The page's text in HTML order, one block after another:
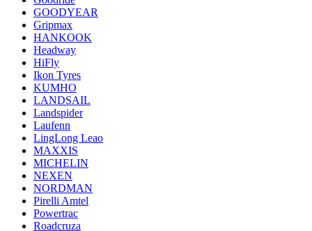
GOODYEAR
Gripmax
HANKOOK
Headway
HiFly
Ikon Tyres
KUMHO
LANDSAIL
Landspider
Laufenn
LingLong Leao
MAXXIS
MICHELIN
NEXEN
NORDMAN
Pirelli Amtel
Powertrac
Roadcruza